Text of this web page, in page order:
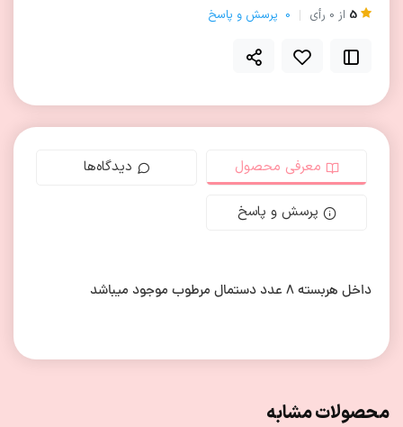
5 از 0 رأی 0 پرسش و پاسخ
معرفی محصول دیدگاه‌ها
پرسش و پاسخ
داخل هربسته 8 عدد دستمال مرطوب موجود میباشد
محصولات مشابه